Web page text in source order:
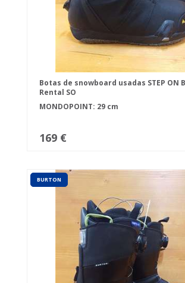
Botas de snowboard usadas STEP ON
Rental SO
MONDOPOINT: 29 cm
169 €
BURTON